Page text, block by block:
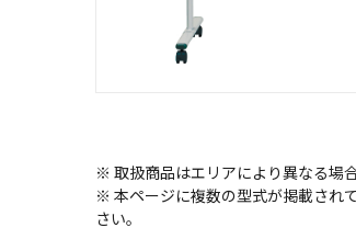
※ 取扱商品はエリアにより異なる場
※ 本ページに複数の型式が掲載され
さい。